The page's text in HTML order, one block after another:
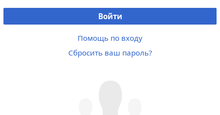
Войти
Помощь по входу
Сбросить ваш пароль?